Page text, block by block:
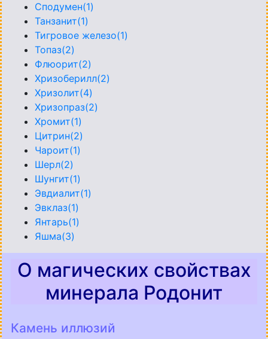
Сподумен(1)
Танзанит(1)
Тигровое железо(1)
Топаз(2)
Флюорит(2)
Хризоберилл(2)
Хризолит(4)
Хризопраз(2)
Хромит(1)
Цитрин(2)
Чароит(1)
Шерл(2)
Шунгит(1)
Эвдиалит(1)
Эвклаз(1)
Янтарь(1)
Яшма(3)
О магических свойствах
минерала Родонит
Камень иллюзий